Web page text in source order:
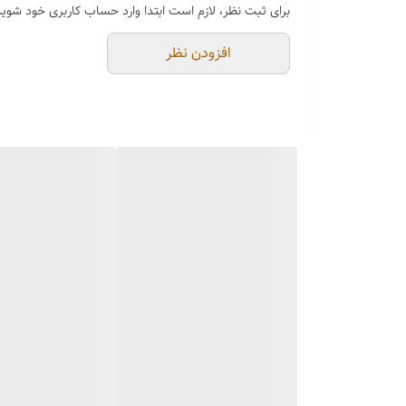
برای ثبت نظر، لازم است ابتدا وارد حساب کاربری خود
افزودن نظر